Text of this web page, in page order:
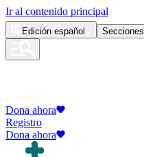
Ir al contenido principal
Edición español Secciones
Dona ahora
Registro
Dona ahora